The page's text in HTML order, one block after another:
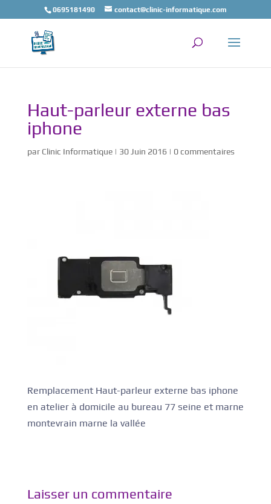
0695181490 contact@clinic-informatique.com
Haut-parleur externe bas
iphone
par Clinic Informatique| 30 Juin 2016 | 0 commentaires
Remplacement Haut-parleur externe bas iphone
en atelier à domicile au bureau 77 seine et marne
montevrain marne la vallée
Laisser un commentaire